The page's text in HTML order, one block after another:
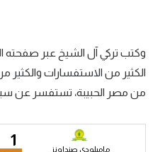
سعودي في الجول
الدوري الإنجليزي
وكتب تركي آل الشيخ عبر
الكثير من الاستفسارات والكثير
من مصر الحبيبة، تستفسر عن
1 ماميلودي صنداونز